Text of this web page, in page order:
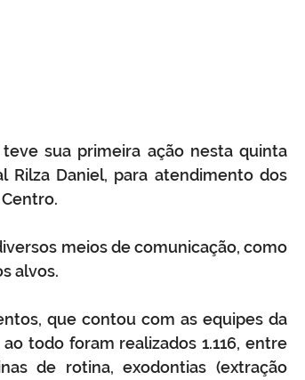
sua primeira ação nesta quinta
Rilza Daniel, para atendimento dos
meios de comunicação, como
alvos.
que contou com as equipes da
todo foram realizados 1.116, entre
de rotina, exodontias (extração